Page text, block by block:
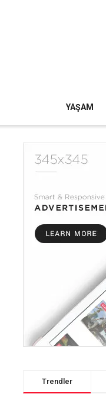
YAŞAM
Trendler